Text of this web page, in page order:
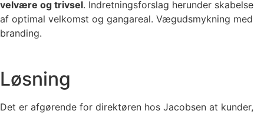
velvære og trivsel. Indretningsforslag herunder skabelse
af optimal velkomst og gangareal. Vægudsmykning med
branding.
Løsning
Det er afgørende for direktøren hos Jacobsen at kunder,